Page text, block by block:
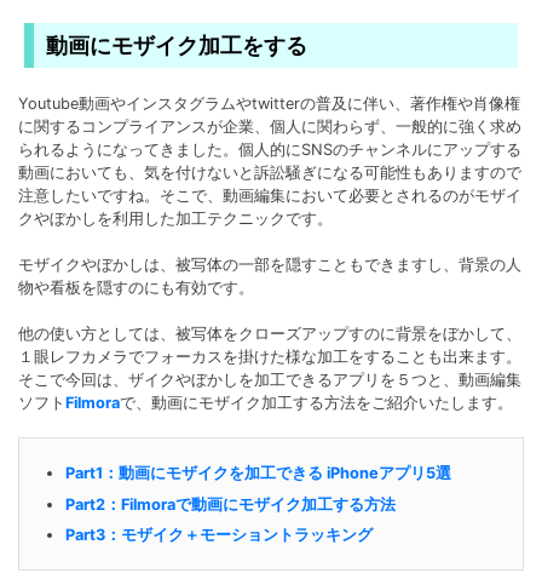
動画にモザイク加工をする
Youtube動画やインスタグラムやtwitterの普及に伴い、著作権や肖像権
に関するコンプライアンスが企業、個人に関わらず、一般的に強く求め
られるようになってきました。個人的にSNSのチャンネルにアップする
動画においても、気を付けないと訴訟騒ぎになる可能性もありますので
注意したいですね。そこで、動画編集において必要とされるのがモザイ
クやぼかしを利用した加工テクニックです。
モザイクやぼかしは、被写体の一部を隠すこともできますし、背景の人
物や看板を隠すのにも有効です。
他の使い方としては、被写体をクローズアップすのに背景をぼかして、
１眼レフカメラでフォーカスを掛けた様な加工をすることも出来ます。
そこで今回は、ザイクやぼかしを加工できるアプリを５つと、動画編集
ソフト Filmoraで、動画にモザイク加工する方法をご紹介いたします。
Part1：動画にモザイクを加工できる iPhoneアプリ5選
Part2：Filmoraで動画にモザイク加工する方法
Part3：モザイク＋モーショントラッキング